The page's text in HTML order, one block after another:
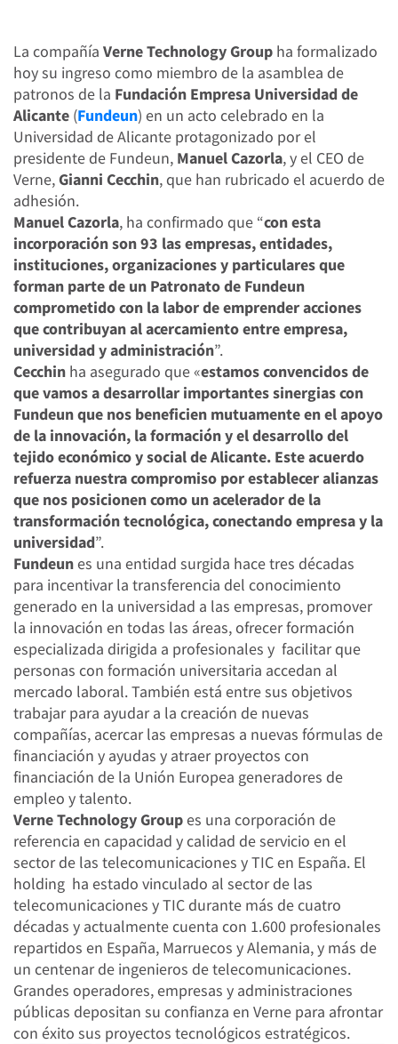
La compañía Verne Technology Group ha formalizado
hoy su ingreso como miembro de la asamblea de
patronos de la Fundación Empresa Universidad de
Alicante (Fundeun) en un acto celebrado en la
Universidad de Alicante protagonizado por el
presidente de Fundeun, Manuel Cazorla, y el CEO de
Verne,Gianni Cecchin, que han rubricado el acuerdo de
adhesión.
Manuel Cazorla, ha confirmado que “con esta
incorporación son 93 las empresas, entidades,
instituciones, organizaciones y particulares que
forman parte de un Patronato de Fundeun
comprometido con la labor de emprender acciones
que contribuyan al acercamiento entre empresa,
universidad y administración”.
Cecchin ha asegurado que «estamos convencidos de
que vamos a desarrollar importantes sinergias con
Fundeun que nos beneficien mutuamente en el apoyo
de la innovación, la formación y el desarrollo del
tejido económico y social de Alicante. Este acuerdo
refuerza nuestra compromiso por establecer alianzas
que nos posicionen como un acelerador de la
transformación tecnológica, conectando empresa y la
universidad”.
Fundeunes una entidad surgida hace tres décadas
para incentivar la transferencia del conocimiento
generado en la universidad a las empresas, promover
la innovación en todas las áreas, ofrecer formación
especializada dirigida a profesionales y facilitar que
personas con formación universitaria accedan al
mercado laboral. También está entre sus objetivos
trabajar para ayudar a la creación de nuevas
compañías, acercar las empresas a nuevas fórmulas de
financiación y ayudas y atraer proyectos con
financiación de la Unión Europea generadores de
empleo y talento.
Verne Technology Groupes una corporación de
referencia en capacidad y calidad de servicio en el
sector de las telecomunicaciones y TIC en España. El
holding ha estado vinculado al sector de las
telecomunicaciones y TIC durante más de cuatro
décadas y actualmente cuenta con 1.600 profesionales
repartidos en España, Marruecos y Alemania, y más de
un centenar de ingenieros de telecomunicaciones.
Grandes operadores, empresas y administraciones
públicas depositan su confianza en Verne para afrontar
con éxito sus proyectos tecnológicos estratégicos.